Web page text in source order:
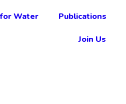
Water Publications
Join Us